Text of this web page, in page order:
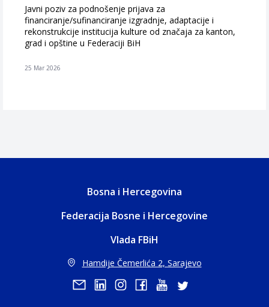
Javni poziv za podnošenje prijava za
financiranje/sufinanciranje izgradnje, adaptacije i
rekonstrukcije institucija kulture od značaja za kanton,
grad i opštine u Federaciji BiH
25 Mar 2026
Bosna i Hercegovina
Federacija Bosne i Hercegovine
Vlada FBiH
Hamdije Čemerlića 2, Sarajevo